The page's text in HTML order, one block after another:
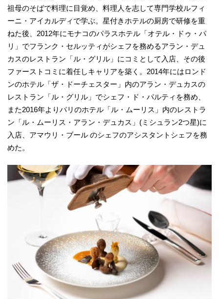
祖母のそばで料理に目覚め、料理人を志して専門学校ルフィ
ーニ・アイカルディで学ぶ。星付きホテルの厨房で研修を重
ねた後、2012年にモナコのパラスホテル「オテル・ドゥ・パ
リ」でフランク・セルッティがシェフを務めるアラン・デュ
カスのレストラン「ル・グリル」にコミとして入店、その後
ファーストコミに着任しキャリアを築く。2014年にはロンド
ンのホテル「ザ・ドーチェスター」内のアラン・デュカスの
レストラン「ル・グリル」でシェフ・ド・パルティを務め、
また2016年よりパリのホテル「ル・ムーリス」内のレストラ
ン「ル・ムーリス・アラン・デュカス」(ミシュラン2つ星)に
入店、アマウリ・ブール のシェフのアシスタントシェフを務
めた。